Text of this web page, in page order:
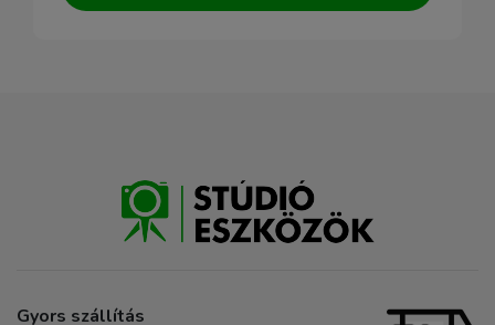
Gyors szállítás